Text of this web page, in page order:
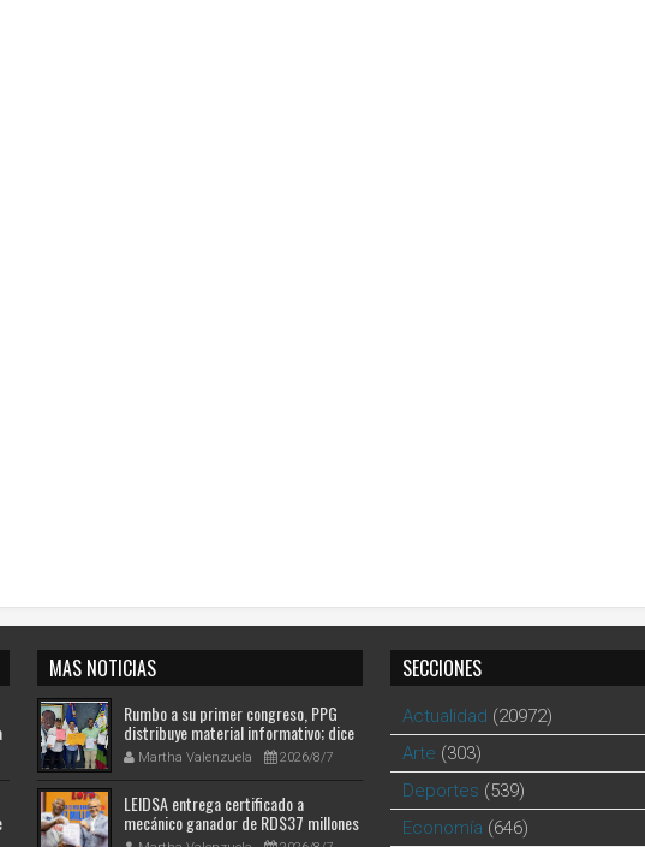
MAS NOTICIAS
Rumbo a su primer congreso, PPG
distribuye material informativo; dice
avanza en su ruta hacia la historia
Martha Valenzuela 2026/8/7
LEIDSA entrega certificado a
mecánico ganador de RD$37 millones
SECCIONES
Actualidad (20972)
Arte (303)
Deportes (539)
Economía (646)